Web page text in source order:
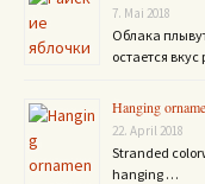
7. Mai 2018
Облака
остается
Hanging
22. April 2018
Stranded
hanging …